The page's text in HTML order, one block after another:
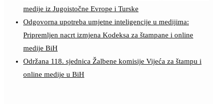
medije iz Jugoistočne Evrope i Turske
Odgovorna upotreba umjetne inteligencije u medijima:
Pripremljen nacrt izmjena Kodeksa za štampane i online
medije BiH
Održana 118. sjednica Žalbene komisije Vijeća za štampu i
online medije u BiH